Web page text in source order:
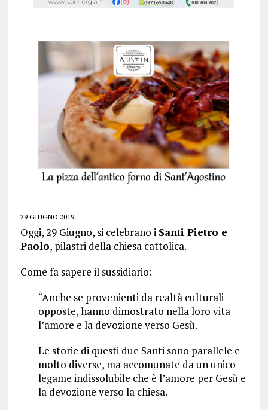
29 GIUGNO 2019
Oggi, 29 Giugno, si celebrano i Santi Pietro e
Paolo, pilastri della chiesa cattolica.
Come fa sapere il sussidiario:
“Anche se provenienti da realtà culturali
opposte, hanno dimostrato nella loro vita
l’amore e la devozione verso Gesù.
Le storie di questi due Santi sono parallele e
molto diverse, ma accomunate da un unico
legame indissolubile che è l’amore per Gesù e
la devozione verso la chiesa.